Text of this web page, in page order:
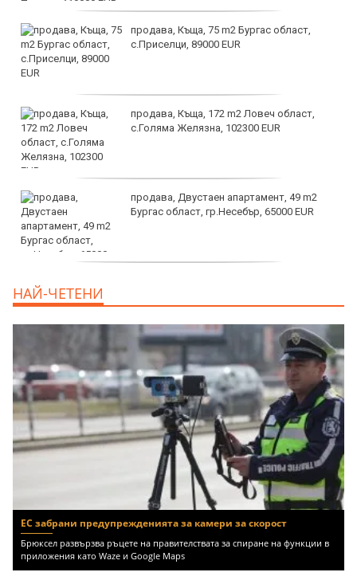
продава, Къща, 75 m2 Бургас област,
с.Приселци, 89000 EUR
продава, Къща, 172 m2 Ловеч област,
с.Голяма Желязна, 102300 EUR
продава, Двустаен апартамент, 49 m2
Бургас област, гр.Несебър, 65000 EUR
НАЙ-ЧЕТЕНИ
ЕС забрани предупрежденията за камери за скорост
Брюксел развързва ръцете на правителствата за спиране на функции в
приложения като Waze и Google Maps